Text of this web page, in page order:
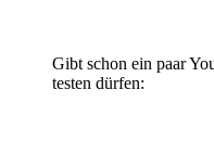
Gibt schon ein paar
testen dürfen: